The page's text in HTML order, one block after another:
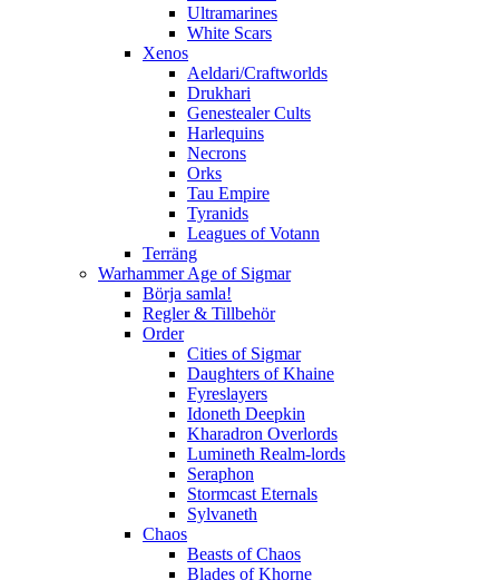
Ultramarines
White Scars
Xenos
Aeldari/Craftworlds
Drukhari
Genestealer Cults
Harlequins
Necrons
Orks
Tau Empire
Tyranids
Leagues of Votann
Terräng
Warhammer Age of Sigmar
Börja samla!
Regler & Tillbehör
Order
Cities of Sigmar
Daughters of Khaine
Fyreslayers
Idoneth Deepkin
Kharadron Overlords
Lumineth Realm-lords
Seraphon
Stormcast Eternals
Sylvaneth
Chaos
Beasts of Chaos
Blades of Khorne